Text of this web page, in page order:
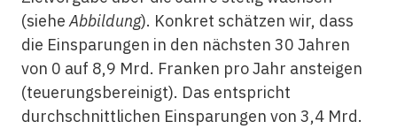
(sieheAbbildung). Konkret schätzen wir, dass
die Einsparungen in den nächsten 30 Jahren
von 0 auf 8,9 Mrd. Franken pro Jahr ansteigen
(teuerungsbereinigt). Das entspricht
durchschnittlichen Einsparungen von 3,4 Mrd.